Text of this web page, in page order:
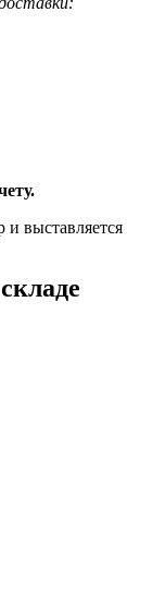
выставляется